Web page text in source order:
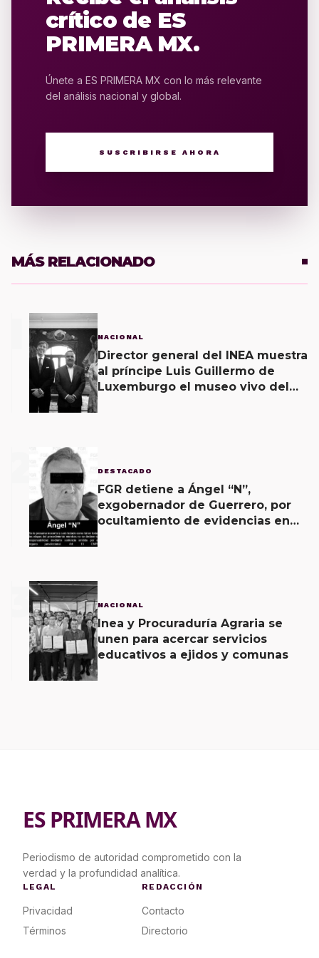
crítico de ES
PRIMERA MX.
Únete a ES PRIMERA MX con lo más relevante
del análisis nacional y global.
SUSCRIBIRSE AHORA
MÁS RELACIONADO
NACIONAL
Director general del INEA muestra
al príncipe Luis Guillermo de
Luxemburgo el museo vivo del
DESTACADO
FGR detiene a Ángel “N”,
exgobernador de Guerrero, por
ocultamiento de evidencias en
3 NACIONAL
Inea y Procuraduría Agraria se
unen para acercar servicios
educativos a ejidos y comunas
ES PRIMERA MX
Periodismo de autoridad comprometido con la
verdad y la profundidad analítica.
LEGAL
Privacidad
Términos
REDACCIÓN
Contacto
Directorio